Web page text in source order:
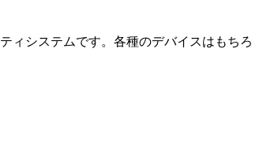
ィシステムです。各種のデバイスはもちろ